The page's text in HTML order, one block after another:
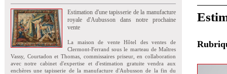
Estimation d'une tapisserie de la manufacture
royale d'Aubusson dans notre prochaine
vente
La maison de vente Hôtel des ventes de
Clermont-Ferrand sous le marteau de Maîtres
Vassy, Courtadon et Thomas, commissaires priseur, en collaboration
avec notre cabinet d'expertise et d'estimation gratuite vendra aux
enchères une tapisserie de la manufacture d'Aubusson de la fin du